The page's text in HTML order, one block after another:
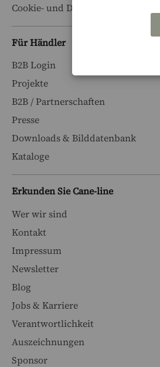
Cookie- und Datenschutz
Für Händler
B2B Login
Projekte
B2B / Partnerschaften
Presse
Downloads & Bilddatenbank
Kataloge
Erkunden Sie Cane-line
Wer wir sind
Kontakt
Impressum
Newsletter
Blog
Jobs & Karriere
Verantwortlichkeit
Auszeichnungen
Sponsor